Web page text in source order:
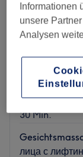
Sisters
Südstadt,
Apparative
30 Min.
лица с
Informationen
unsere
Analysen